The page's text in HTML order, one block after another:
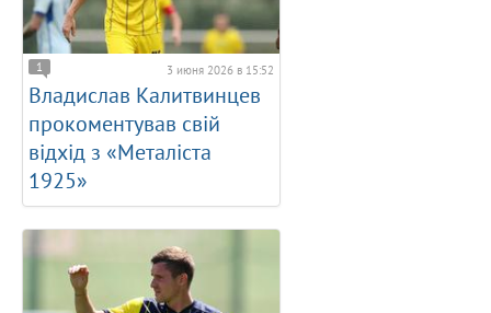
1 3 июня 2026 в 15:52
Владислав Kалитвинцев
прокоментував свій
відхід з «Металіста
1925»